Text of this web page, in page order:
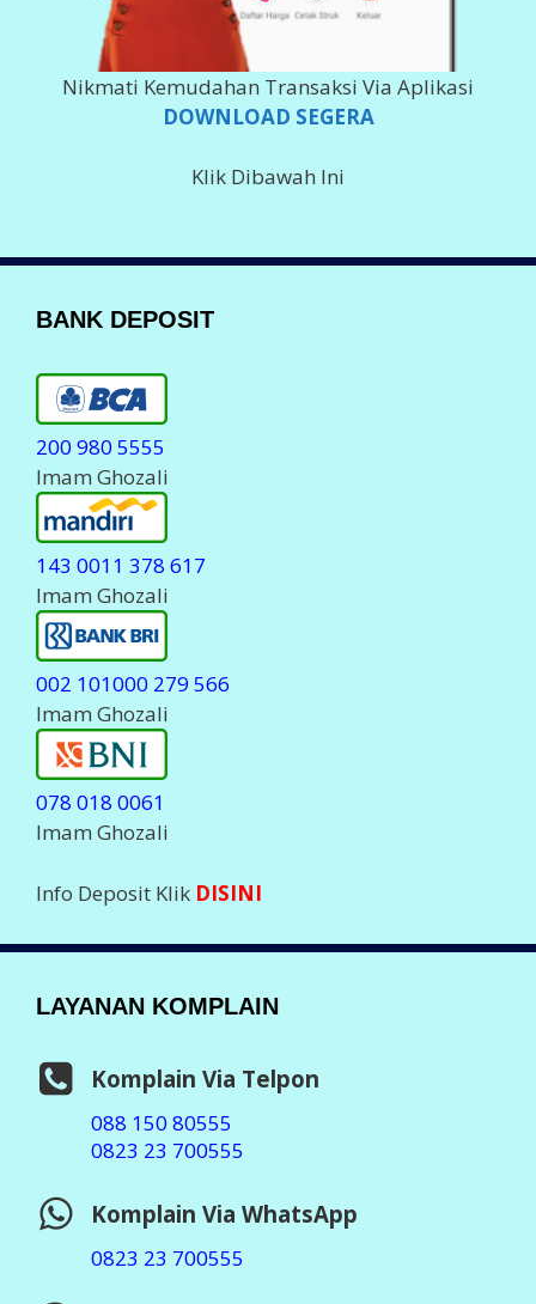
Nikmati Kemudahan Transaksi Via Aplikasi
DOWNLOAD SEGERA
Klik Dibawah Ini
BANK DEPOSIT
200 980 5555
Imam Ghozali
143 0011 378 617
Imam Ghozali
002 101000 279 566
Imam Ghozali
078 018 0061
Imam Ghozali
Info Deposit Klik DISINI
LAYANAN KOMPLAIN
Komplain Via Telpon
088 150 80555
0823 23 700555
Komplain Via WhatsApp
0823 23 700555